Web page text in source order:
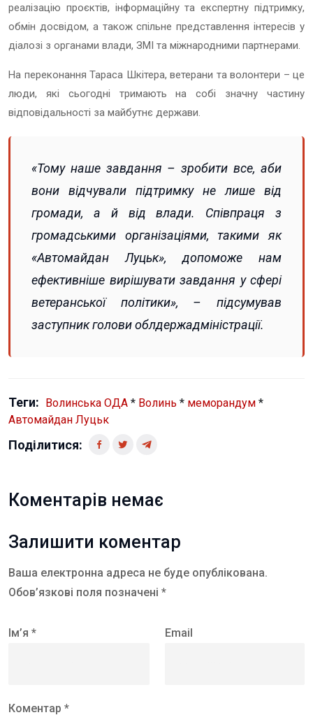
реалізацію проєктів, інформаційну та експертну підтримку,
обмін досвідом, а також спільне представлення інтересів у
діалозі з органами влади, ЗМІ та міжнародними партнерами.
На переконання Тараса Шкітера, ветерани та волонтери – це
люди, які сьогодні тримають на собі значну частину
відповідальності за майбутнє держави.
«Тому наше завдання – зробити все, аби
вони відчували підтримку не лише від
громади, а й від влади. Співпраця з
громадськими організаціями, такими як
«Автомайдан Луцьк», допоможе нам
ефективніше вирішувати завдання у сфері
ветеранської політики», – підсумував
заступник голови облдержадміністрації.
Теги: Волинська ОДА * Волинь * меморандум *
Автомайдан Луцьк
Поділитися:
Коментарів немає
Залишити коментар
Ваша електронна адреса не буде опублікована.
Обов’язкові поля позначені *
Ім’я * Email
Коментар *